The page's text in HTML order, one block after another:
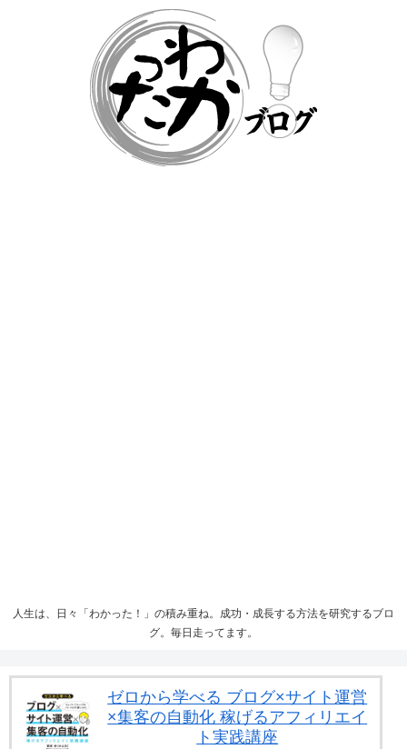
人生は、日々「わかった！」の積み重ね。成功・成長する方法を研究するブロ
グ。毎日走ってます。
ゼロから学べる ブログ×サイト運営
×集客の自動化 稼げるアフィリエイ
ト実践講座